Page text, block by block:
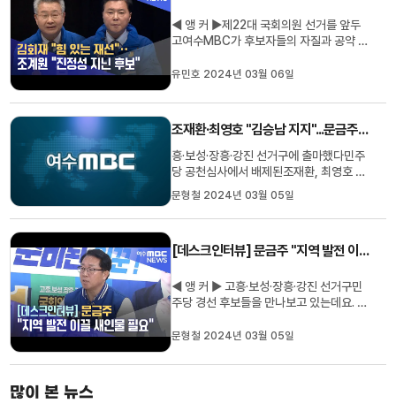
◀ 앵 커 ▶제22대 국회의원 선거를 앞두
고여수MBC가 후보자들의 자질과 공약 등
후보자 토론회를 마련했습니다.오늘(6)은
회재, 조계원 예비후보가토론회에서 맞대
결을 펼쳤는데요. 김 후보는 여수 발전을 위
해서는재선의 후보가 필요하다고,...
유민호 2024년 03월 06일
조재환·최영호 "김승남 지지"...문금주 "구태정치의 야합"
흥·보성·장흥·강진 선거구에 출마했다민주
당 공천심사에서 배제된조재환, 최영호 예
비후보가 김승남 후보에 대한 지지를 선언
했습니다. 두 예비후보는 오늘(5) 기자회
견을 통해지역의 변화와 발전을 위해서는
후보를 지지하기로 했다고 밝혔습니다. 이
문형철 2024년 03월 05일
[데스크인터뷰] 문금주 "지역 발전 이끌 새인물 필요"
◀ 앵 커 ▶ 고흥·보성·장흥·강진 선거구민
주당 경선 후보들을 만나보고 있는데요. 지
후보의 주요 공약 등을 직접 들어봅니다. 전
지역 발전을 위한 새 인물론을 내세우고 있
문형철 2024년 03월 05일
많이 본 뉴스